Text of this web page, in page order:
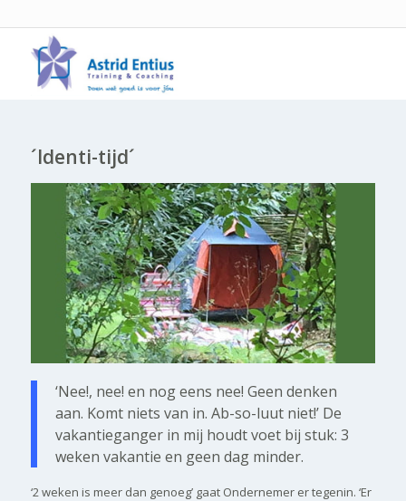
´Identi-tijd´
‘Nee!, nee! en nog eens nee! Geen denken
aan. Komt niets van in. Ab-so-luut niet!’ De
vakantieganger in mij houdt voet bij stuk: 3
weken vakantie en geen dag minder.
‘2 weken is meer dan genoeg’ gaat Ondernemer er tegenin. ‘Er